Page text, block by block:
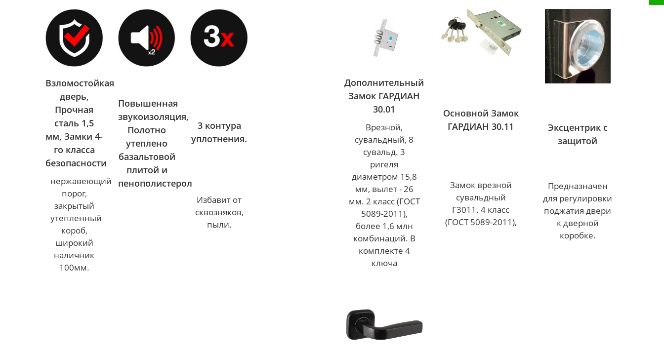
Взломостойкая
дверь,
Прочная
сталь 1,5
мм, Замки 4-
го класса
безопасности
нержавеющий
порог,
закрытый
утепленный
короб,
широкий
наличник
100мм.
Повышенная
звукоизоляция,
Полотно
утеплено
базальтовой
плитой и
пенополистерол
3 контура
уплотнения.
Избавит от
сквозняков,
пыли.
Дополнительный
Замок ГАРДИАН
30.01
Врезной,
сувальдный, 8
сувальд. 3
ригеля
диаметром 15,8
мм, вылет - 26
мм. 2 класс (ГОСТ
5089-2011),
более 1,6 млн
комбинаций. В
комплекте 4
ключа
Основной Замок
ГАРДИАН 30.11
Замок врезной
сувальдный
Г3011. 4 класс
(ГОСТ 5089-2011),
Эксцентрик с
защитой
Предназначен
для регулировки
поджатия двери
к дверной
коробке.